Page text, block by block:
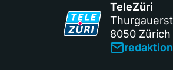
TeleZüri
8050 Zürich